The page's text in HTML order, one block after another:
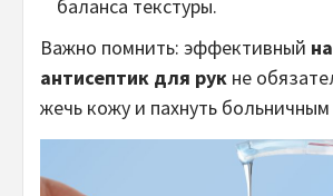
баланса текстуры.
Важно помнить: эффективный
антисептик для рук не
жечь кожу и пахнуть